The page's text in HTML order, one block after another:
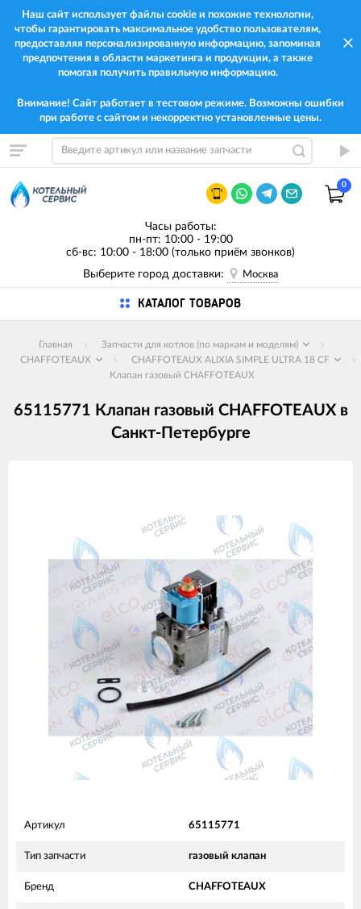
Наш сайт использует файлы cookie и похожие технологии,
чтобы гарантировать максимальное удобство пользователям,
предоставляя персонализированную информацию, запоминая
предпочтения в области маркетинга и продукции, а также
помогая получить правильную информацию.
Внимание! Сайт работает в тестовом режиме. Возможны ошибки
при работе с сайтом и некорректно установленные цены.
0
Часы работы:
пн-пт: 10:00 - 19:00
сб-вс: 10:00 - 18:00 (только приём звонков)
Выберите город доставки:
Москва
КАТАЛОГ ТОВАРОВ
Главная
Запчасти для котлов (по маркам и моделям)
CHAFFOTEAUX
CHAFFOTEAUX ALIXIA SIMPLE ULTRA 18 CF
Клапан газовый CHAFFOTEAUX
65115771 Клапан газовый CHAFFOTEAUX в
Санкт-Петербурге
Артикул 65115771
Тип запчасти газовый клапан
Бренд CHAFFOTEAUX